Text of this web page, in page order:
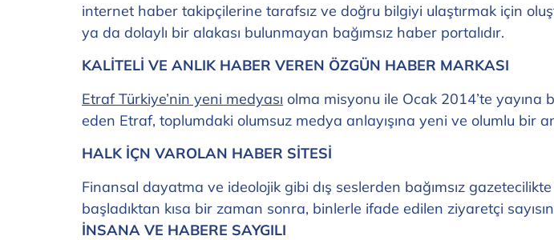
internet haber takipçilerine tarafsız ve doğru bilgiyi ulaştırmak için
ya da dolaylı bir alakası bulunmayan bağımsız haber portalıdır.
KALİTELİ VE ANLIK HABER VEREN ÖZGÜN HABER MARKASI
Etraf Türkiye’nin yeni medyası olma misyonu ile Ocak 2014’te yayına
eden Etraf, toplumdaki olumsuz medya anlayışına yeni ve olumlu bir
HALK İÇN VAROLAN HABER SİTESİ
Finansal dayatma ve ideolojik gibi dış seslerden bağımsız
başladıktan kısa bir zaman sonra, binlerle ifade edilen ziyaretçi
İNSANA VE HABERE SAYGILI